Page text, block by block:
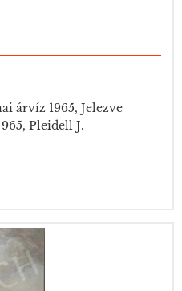
árvíz 1965, Jelezve
Pleidell J.